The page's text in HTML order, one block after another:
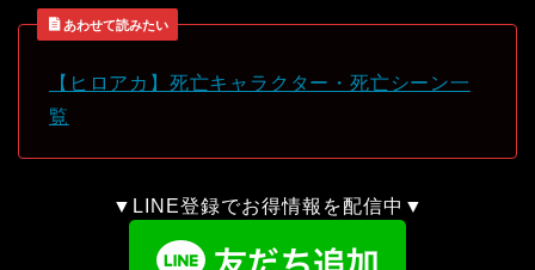
あわせて読みたい
【ヒロアカ】死亡キャラクター・死亡シーン一
覧
▼LINE登録でお得情報を配信中▼